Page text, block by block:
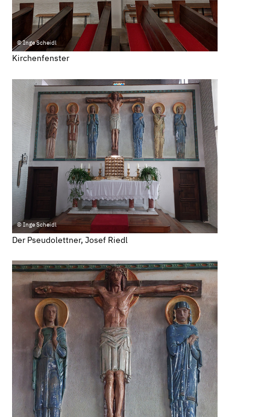
© Inge Scheidl
Kirchenfenster
© Inge Scheidl
Der Pseudolettner, Josef Riedl